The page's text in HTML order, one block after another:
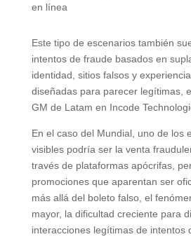
en línea
Este tipo de escenarios también
intentos de fraude basados en
identidad, sitios falsos y
diseñadas para parecer legítimas,
GM de Latam en Incode
En el caso del Mundial, uno de los
visibles podría ser la venta
través de plataformas apócrifas,
promociones que aparentan ser
más allá del boleto falso, el
mayor, la dificultad creciente para
interacciones legítimas de intentos